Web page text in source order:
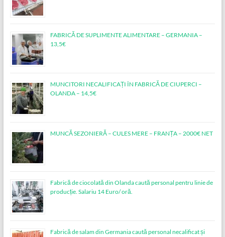
FABRICĂ DE SUPLIMENTE ALIMENTARE – GERMANIA –
13,5€
MUNCITORI NECALIFICAȚI ÎN FABRICĂ DE CIUPERCI –
OLANDA – 14,5€
MUNCĂ SEZONIERĂ – CULES MERE – FRANȚA – 2000€ NET
Fabrică de ciocolată din Olanda caută personal pentru linie de
producție. Salariu 14 Euro/ oră.
Fabrică de salam din Germania caută personal necalificat și